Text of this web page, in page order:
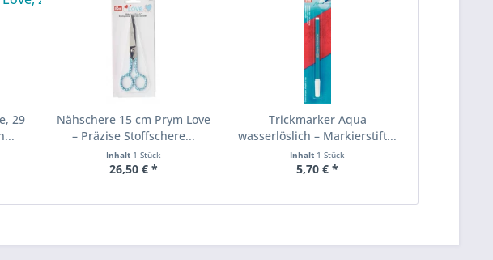
29
Nähschere 15 cm Prym Love
– Präzise Stoffschere...
Inhalt 1 Stück
26,50 € *
Trickmarker Aqua
wasserlöslich – Markierstift...
Inhalt 1 Stück
5,70 € *